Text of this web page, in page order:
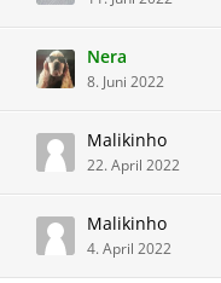
Nera
8. Juni 2022
Malikinho
22. April 2022
Malikinho
4. April 2022